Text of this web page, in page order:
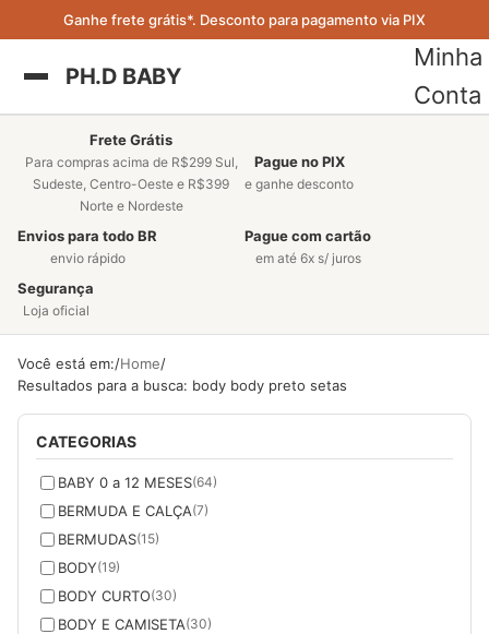
Ganhe frete grátis*. Desconto para pagamento via PIX
PH.D BABY
Minha
Conta
Frete Grátis
Para compras acima de R$299 Sul,
Sudeste, Centro-Oeste e R$399
Norte e Nordeste
Pague no PIX
e ganhe desconto
Envios para todo BR
envio rápido
Pague com cartão
em até 6x s/ juros
Segurança
Loja oficial
Você está em: Home
Resultados para a busca: body body preto setas
CATEGORIAS
BABY 0 a 12 MESES(64)
BERMUDA E CALÇA(7)
BERMUDAS(15)
BODY(19)
BODY CURTO(30)
BODY E CAMISETA(30)